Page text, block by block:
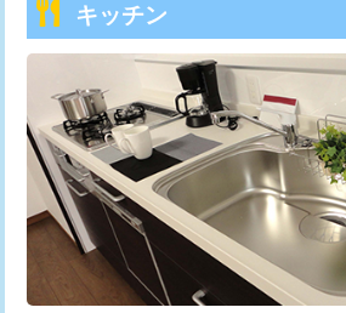
給水管工事※（ホール加工)
給水管工事※（バンド止め)
給水管工事※（支持金具設置)
給水管工事※（保温材使用（バンド止
め込み）)
給水管工事※（土の掘削・埋め戻し作
トーラー機使用/3mまで
追加トーラー機使用/3m超え
カメラ調査
桝清掃
止水・漏水調査・防水処理・清掃・修
理・調整・分解・加工など（軽作業）
止水・漏水調査・防水処理・清掃・修
キッチン